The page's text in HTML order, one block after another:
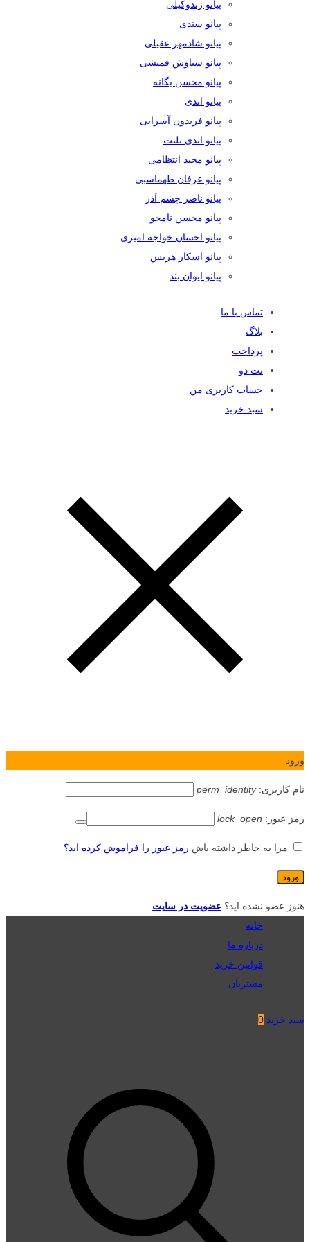
پیانو زندوکیلی
پیانو سندی
پیانو شادمهر عقیلی
پیانو سیاوش قمیشی
پیانو محسن یگانه
پیانو اندی
پیانو فریدون آسرایی
پیانو اندی تلنت
پیانو مجید انتظامی
پیانو عرفان طهماسبی
پیانو ناصر چشم آذر
پیانو محسن نامجو
پیانو احسان خواجه امیری
پیانو اسکار هریس
پیانو ایوان بند
تماس با ما
بلاگ
پرداخت
نت دو
حساب کاربری من
سبد خرید
ورود
نام کاربری:perm_identity
رمز عبور: lock_open
مرا به خاطر داشته باش رمز عبور را فراموش کرده اید؟
هنوز عضو نشده اید؟ عضویت در سایت
خانه
درباره ما
قوانین خرید
مشتریان
سبد خرید 0